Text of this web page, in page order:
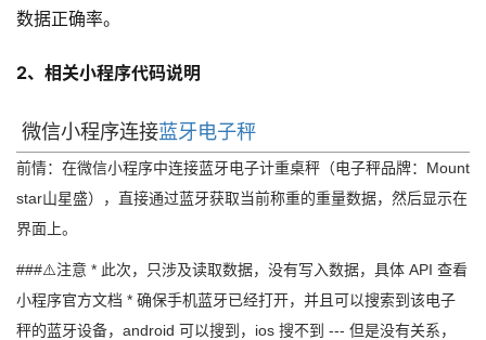
数据正确率。
2、相关小程序代码说明
微信小程序连接蓝牙电子秤
前情：在微信小程序中连接蓝牙电子计重桌秤（电子秤品牌：Mount
star山星盛），直接通过蓝牙获取当前称重的重量数据，然后显示在
界面上。
###⚠️注意 * 此次，只涉及读取数据，没有写入数据，具体 API 查看
小程序官方文档 * 确保手机蓝牙已经打开，并且可以搜索到该电子
秤的蓝牙设备，android 可以搜到，ios 搜不到 --- 但是没有关系，